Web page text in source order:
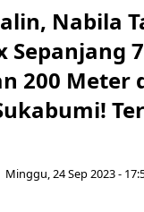
Nabila
Sepanjang
200 Meter
Minggu, 24 Sep 2023 -